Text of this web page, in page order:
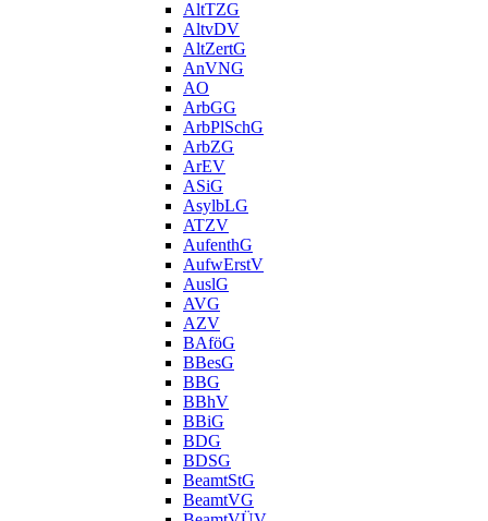
AltTZG
AltvDV
AltZertG
AnVNG
AO
ArbGG
ArbPlSchG
ArbZG
ArEV
ASiG
AsylbLG
ATZV
AufenthG
AufwErstV
AuslG
AVG
AZV
BAföG
BBesG
BBG
BBhV
BBiG
BDG
BDSG
BeamtStG
BeamtVG